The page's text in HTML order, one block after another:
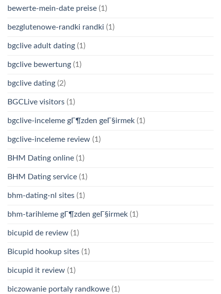
bewerte-mein-date preise (1)
bezglutenowe-randki randki (1)
bgclive adult dating (1)
bgclive bewertung (1)
bgclive dating (2)
BGCLive visitors (1)
bgclive-inceleme gГ¶zden geГ§irmek (1)
bgclive-inceleme review (1)
BHM Dating online (1)
BHM Dating service (1)
bhm-dating-nl sites (1)
bhm-tarihleme gГ¶zden geГ§irmek (1)
bicupid de review (1)
Bicupid hookup sites (1)
bicupid it review (1)
biczowanie portaly randkowe (1)